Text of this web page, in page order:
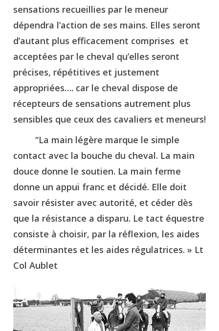
sensations recueillies par le meneur
dépendra l’action de ses mains. Elles seront
d’autant plus efficacement comprises et
acceptées par le cheval qu’elles seront
précises, répétitives et justement
appropriées…. car le cheval dispose de
récepteurs de sensations autrement plus
sensibles que ceux des cavaliers et meneurs!
“La main légère marque le simple
contact avec la bouche du cheval. La main
douce donne le soutien. La main ferme
donne un appui franc et décidé. Elle doit
savoir résister avec autorité, et céder dès
que la résistance a disparu. Le tact équestre
consiste à choisir, par la réflexion, les aides
déterminantes et les aides régulatrices. » Lt
Col Aublet